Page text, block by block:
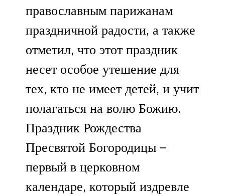
православным парижанам
праздничной радости, а также
отметил, что этот праздник
несет особое утешение для
тех, кто не имеет детей, и учит
полагаться на волю Божию.
Праздник Рождества
Пресвятой Богородицы –
первый в церковном
календаре, который издревле